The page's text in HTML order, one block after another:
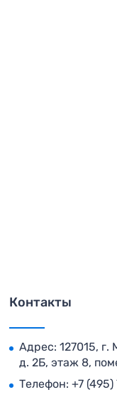
Контакты
Адрес: 127015, г.
д. 2Б, этаж 8,
Телефон: +7